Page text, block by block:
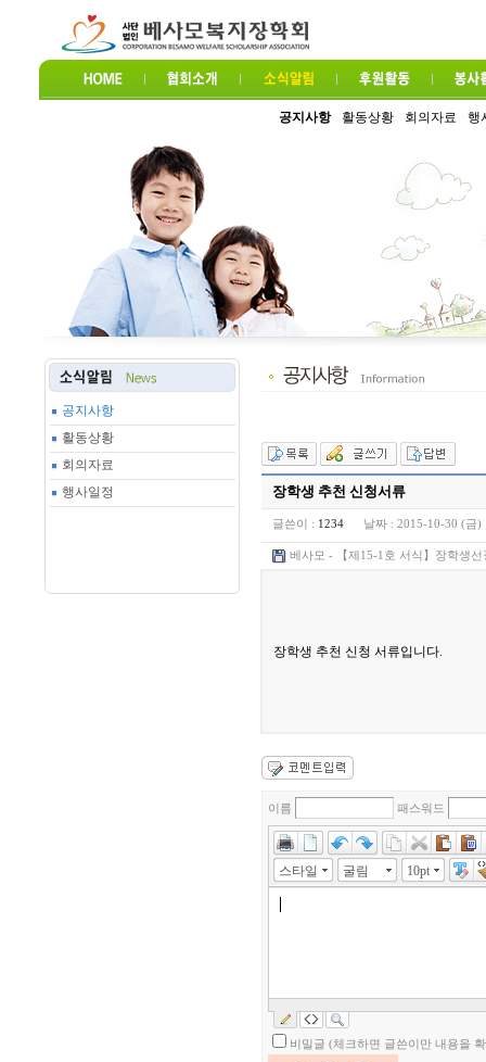
공지사항 활동상황 회의자료 행
공지사항
활동상황
회의자료
행사일정
장학생 추천 신청서류
글쓴이 : 1234 날짜 : 2015-10-30 (금)
베사모 - 【제15-1호 서식】장학생
장학생 추천 신청 서류입니다.
이름 패스워드
스타일 굴림 10pt
비밀글 (체크하면 글쓴이만 내용을